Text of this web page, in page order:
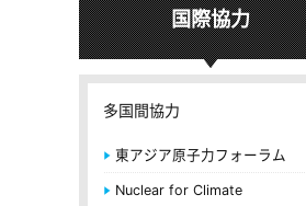
国際協力
多国間協力
東アジア原子力フォーラム
Nuclear for Climate